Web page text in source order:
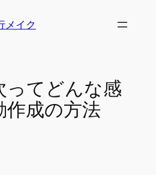
メイク
ってどんな感
作成の方法